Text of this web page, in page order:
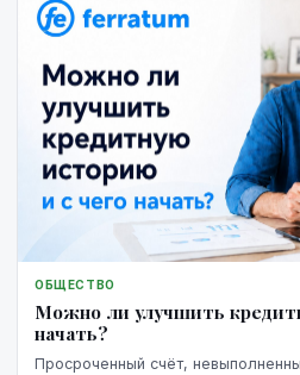
ОБЩЕСТВО
Можно ли улучшить
начать?
Просроченный счёт,